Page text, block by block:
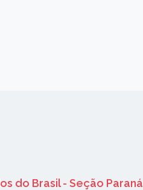
do Brasil - Seção Paraná